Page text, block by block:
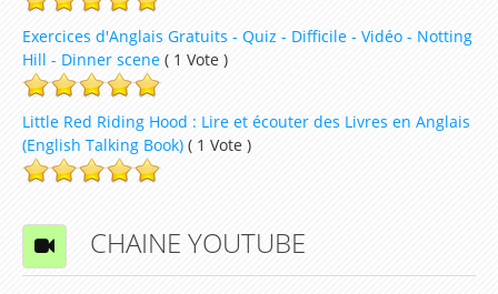
Exercices d'Anglais Gratuits - Quiz - Difficile - Vidéo - Notting
Hill - Dinner scene ( 1 Vote )
Little Red Riding Hood : Lire et écouter des Livres en Anglais
(English Talking Book) ( 1 Vote )
CHAINE YOUTUBE